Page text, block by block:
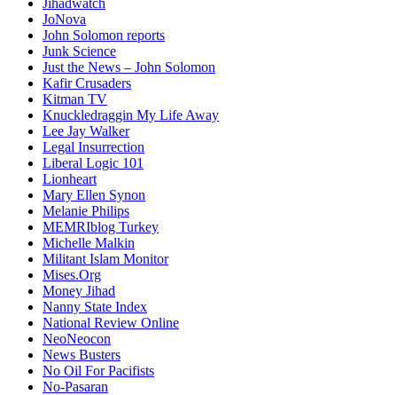
JoNova
John Solomon reports
Junk Science
Just the News – John Solomon
Kafir Crusaders
Kitman TV
Knuckledraggin My Life Away
Lee Jay Walker
Legal Insurrection
Liberal Logic 101
Lionheart
Mary Ellen Synon
Melanie Philips
MEMRIblog Turkey
Michelle Malkin
Militant Islam Monitor
Mises.Org
Money Jihad
Nanny State Index
National Review Online
NeoNeocon
News Busters
No Oil For Pacifists
No-Pasaran